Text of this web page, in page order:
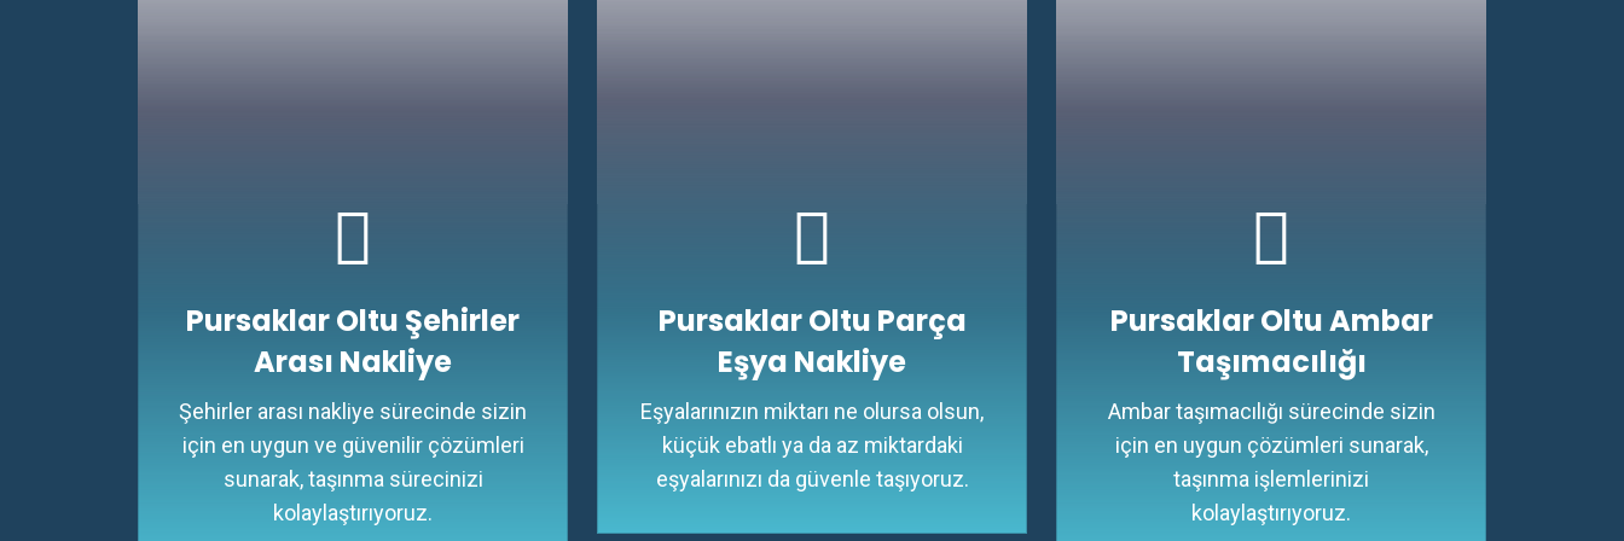
Pursaklar Oltu Şehirler
Arası Nakliye
Şehirler arası nakliye sürecinde sizin
için en uygun ve güvenilir çözümleri
sunarak, taşınma sürecinizi
kolaylaştırıyoruz.
Pursaklar Oltu Parça
Eşya Nakliye
Eşyalarınızın miktarı ne olursa olsun,
küçük ebatlı ya da az miktardaki
eşyalarınızı da güvenle taşıyoruz.
Pursaklar Oltu Ambar
Taşımacılığı
Ambar taşımacılığı sürecinde sizin
için en uygun çözümleri sunarak,
taşınma işlemlerinizi
kolaylaştırıyoruz.